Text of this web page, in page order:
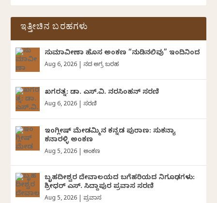
ಇತ್ತೀಚಿನ ಬರಹಗಳು
ಸುಮಾವೀಣಾ ಹೊಸ ಅಂಕಣ “ನುಡಿನಲಿವು” ಇಂದಿನಿಂದ
Aug 6, 2026 ದಿನದ ಅಗ್ರ ಬರಹ
ಖಗರತ್ನ: ಡಾ. ಎಸ್.ವಿ. ನರಸಿಂಹನ್‌‌ ಸರಣಿ
Aug 6, 2026 ಸರಣಿ
ಇಂಗ್ಲೀಷ್ ಮೇಡಮ್ಮಿನ ಕನ್ನಡ ಪುರಾಣ: ಸುಕನ್ಯಾ
ಕನಾರಳ್ಳಿ ಅಂಕಣ
Aug 5, 2026 ಅಂಕಣ
ಬೃಹದೀಶ್ವರ ದೇವಾಲಯದ ಬಗೆಹರಿಯದ ನಿಗೂಢಗಳು:
ಶ್ರೀಧರ್‌ ಎಸ್.‌ ಸಿದ್ದಾಪುರ ಪ್ರವಾಸ ಸರಣಿ
Aug 5, 2026 ಪ್ರವಾಸ